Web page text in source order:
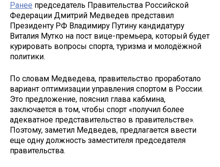
Ранее председатель Правительства Российской
Федерации Дмитрий Медведев представил
Президенту РФ Владимиру Путину кандидатуру
Виталия Мутко на пост вице-премьера, который будет
курировать вопросы спорта, туризма и молодёжной
политики.
По словам Медведева, правительство проработало
вариант оптимизации управления спортом в России.
Это предложение, пояснил глава кабмина,
заключается в том, чтобы спорт «получил более
адекватное представительство в правительстве».
Поэтому, заметил Медведев, предлагается ввести
еще одну должность заместителя председателя
правительства.